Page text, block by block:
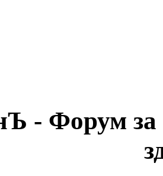
- Форум за